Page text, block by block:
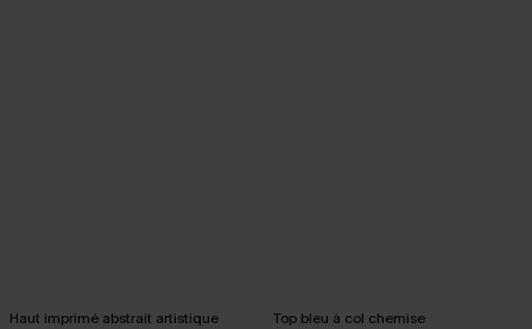
Haut imprimé abstrait artistique Top bleu à col chemise